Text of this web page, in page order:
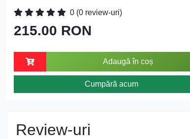
0 (0 review-uri)
215.00 RON
Adaugă în coș
Cumpără acum
Review-uri